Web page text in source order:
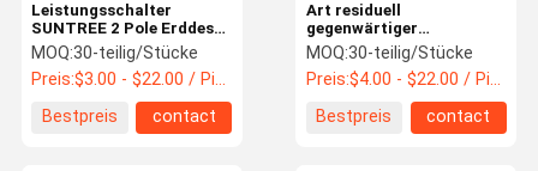
Qualitätskon
Art residuell
gegenwärtiger
Leistungsschalter B
30ma 63a 4Pole
MOQ:30-teilig/Stücke
Preis:$4.00 - $22.00 / Piece
Bestpreis
contact
Leistungsschalter
SUNTREE 2 Pole Erddes
durchsickern-RCBO
MOQ:30-teilig/Stücke
Preis:$3.00 - $22.00 / Piece
Bestpreis
contact